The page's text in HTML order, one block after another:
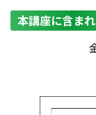
本講座に含ま